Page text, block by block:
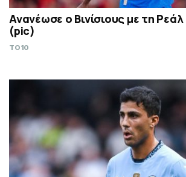
Ανανέωσε ο Βινίσιους με τη
(pic)
TO10